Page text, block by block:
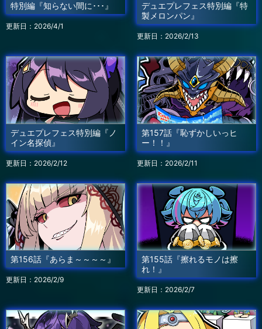
特別編『知らない間に･･･』
更新日：2026/4/1
デュエプレフェス特別編『特
製メロンパン』
更新日：2026/2/13
デュエプレフェス特別編『ノ
イン名探偵』
更新日：2026/2/12
第157話『恥ずかしいっヒ
ー！！』
更新日：2026/2/11
第156話『あらま～～～～』
更新日：2026/2/9
第155話『擦れるモノは擦
れ！』
更新日：2026/2/7